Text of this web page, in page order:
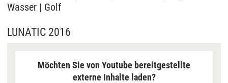
Wasser | Golf
LUNATIC 2016
Möchten Sie von Youtube bereitgestellte
externe Inhalte laden?